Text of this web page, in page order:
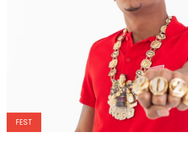
FEST